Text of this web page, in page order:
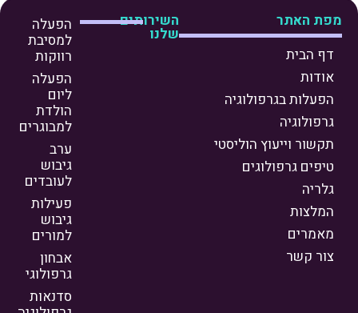
מפת האתר
דף הבית
אודות
הפעלות בגרפולוגיה
גרפולוגיה
תקשור וייעוץ הוליסטי
טיפים גרפולוגים
גלריה
המלצות
מאמרים
צור קשר
השירותים
שלנו
הפעלה
למסיבת
רווקות
הפעלה
ליום
הולדת
למבוגרים
ערב
גיבוש
לעובדים
פעילות
גיבוש
למורים
אבחון
גרפולוגי
סדנאות